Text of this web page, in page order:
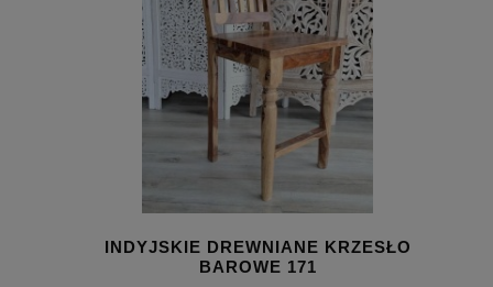
INDYJSKIE DREWNIANE KRZESŁO
BAROWE 171